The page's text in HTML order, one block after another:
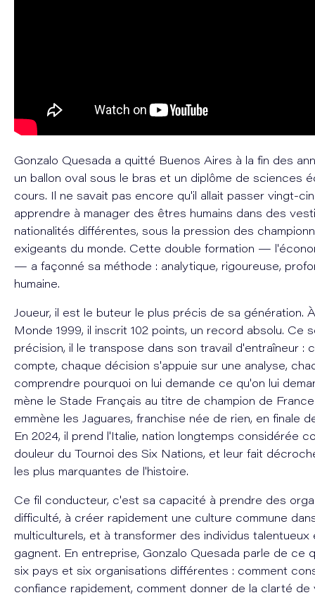
Gonzalo Quesada a quitté Buenos Aires à la fin des
un ballon oval sous le bras et un diplôme de sciences
cours. Il ne savait pas encore qu'il allait passer vingt-
apprendre à manager des êtres humains dans des
nationalités différentes, sous la pression des
exigeants du monde. Cette double formation —
— a façonné sa méthode : analytique, rigoureuse,
humaine.
Joueur, il est le buteur le plus précis de sa génération.
Monde 1999, il inscrit 102 points, un record absolu. Ce
précision, il le transpose dans son travail d'entraîneur :
compte, chaque décision s'appuie sur une analyse,
comprendre pourquoi on lui demande ce qu'on lui
mène le Stade Français au titre de champion de
emmène les Jaguares, franchise née de rien, en finale
En 2024, il prend l'Italie, nation longtemps considérée
douleur du Tournoi des Six Nations, et leur fait
les plus marquantes de l'histoire.
Ce fil conducteur, c'est sa capacité à prendre des
difficulté, à créer rapidement une culture commune
multiculturels, et à transformer des individus talentueux
gagnent. En entreprise, Gonzalo Quesada parle de ce
six pays et six organisations différentes : comment
confiance rapidement, comment donner de la clarté de